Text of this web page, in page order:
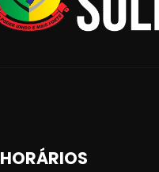
HORÁRIOS